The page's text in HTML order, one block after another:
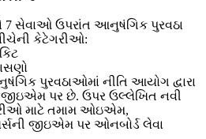
સેવાઓ ઉપરાંત આનુષંગિક પુરવઠા
કેટેગરીઓ:
પુરવઠાઓમાં નીતિ આયોગ દ્વારા
પર છે. ઉપર ઉલ્લેખિત નવી
માટે તમામ ઓઇએમ,
જીઇએમ પર ઓનબોર્ડ લેવા